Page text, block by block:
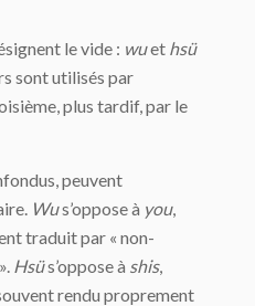
le vide : wuet hsü
sont utilisés par
plus tardif, par le
peuvent
Wus’oppose à you,
traduit par « non-
Hsüs’oppose à shis,
rendu proprement